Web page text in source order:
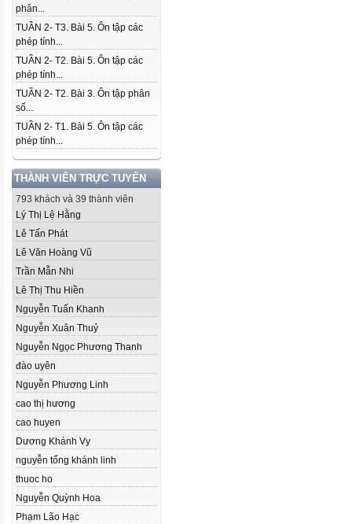
phân...
TUẦN 2- T3. Bài 5. Ôn tập các
phép tính...
TUẦN 2- T2. Bài 5. Ôn tập các
phép tính...
TUẦN 2- T2. Bài 3. Ôn tập phân
số...
TUẦN 2- T1. Bài 5. Ôn tập các
phép tính...
THÀNH VIÊN TRỰC TUYẾN
793 khách và 39 thành viên
Lý Thị Lệ Hằng
Lê Tấn Phát
Lê Văn Hoàng Vũ
Trần Mẫn Nhi
Lê Thị Thu Hiền
Nguyễn Tuấn Khanh
Nguyễn Xuân Thuỷ
Nguyễn Ngọc Phương Thanh
đào uyên
Nguyễn Phương Linh
cao thị hương
cao huyen
Dương Khánh Vy
nguyễn tống khánh linh
thuoc ho
Nguyễn Quỳnh Hoa
Phạm Lão Hạc